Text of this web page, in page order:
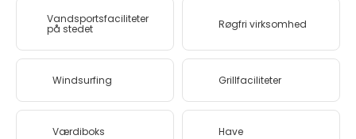
Vandsportsfaciliteter
på stedet Røgfri virksomhed
Windsurfing Grillfaciliteter
Værdiboks Have